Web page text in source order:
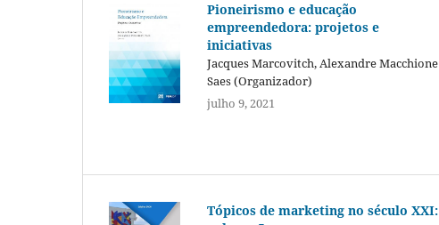
Pioneirismo e educação
empreendedora: projetos e
iniciativas
Jacques Marcovitch, Alexandre Macchione
Saes (Organizador)
julho 9, 2021
Tópicos de marketing no século XXI: